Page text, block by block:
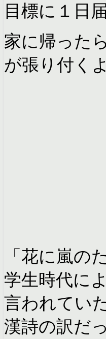
目標に１日
家に帰った
が張り付く
「花に嵐
学生時代に
言われてい
漢詩の訳だ